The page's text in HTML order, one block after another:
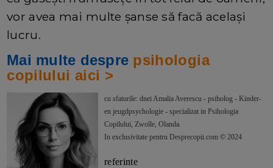
vor avea mai multe șanse să facă același
lucru.
Mai multe despre psihologia
copilului aici >
cu sfaturile: dnei Amalia Averescu - psiholog - Kinder-
en jeugdpsychologie - specializat in Psihologia
Copilului, Zwolle, Olanda.
In exclusivitate pentru Desprecopii.com © 2024
referinte